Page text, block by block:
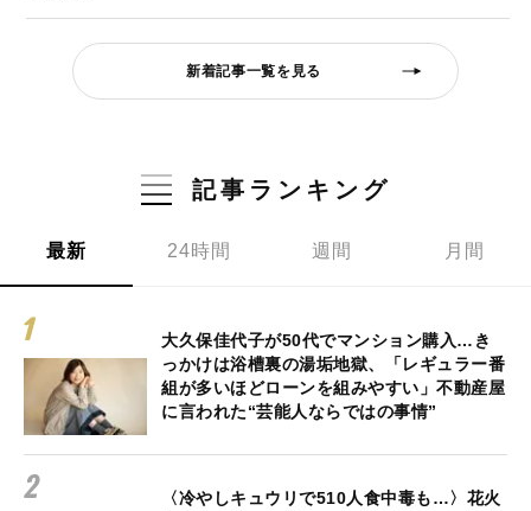
新着記事一覧を見る
記事ランキング
最新 24時間 週間 月間
大久保佳代子が50代でマンション購入…き
っかけは浴槽裏の湯垢地獄、「レギュラー番
組が多いほどローンを組みやすい」不動産屋
に言われた“芸能人ならではの事情”
〈冷やしキュウリで510人食中毒も…〉花火